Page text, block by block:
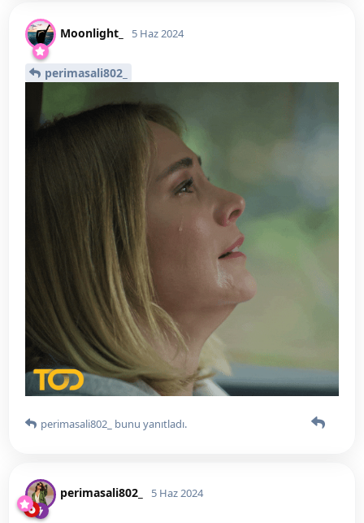
Moonlight_ 5 Haz 2024
perimasali802_
perimasali802_ bunu yanıtladı.
perimasali802_ 5 Haz 2024